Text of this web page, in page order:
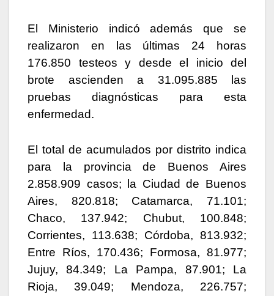
El Ministerio indicó además que se
realizaron en las últimas 24 horas
176.850 testeos y desde el inicio del
brote ascienden a 31.095.885 las
pruebas diagnósticas para esta
enfermedad.
El total de acumulados por distrito indica
para la provincia de Buenos Aires
2.858.909 casos; la Ciudad de Buenos
Aires, 820.818; Catamarca, 71.101;
Chaco, 137.942; Chubut, 100.848;
Corrientes, 113.638; Córdoba, 813.932;
Entre Ríos, 170.436; Formosa, 81.977;
Jujuy, 84.349; La Pampa, 87.901; La
Rioja, 39.049; Mendoza, 226.757;